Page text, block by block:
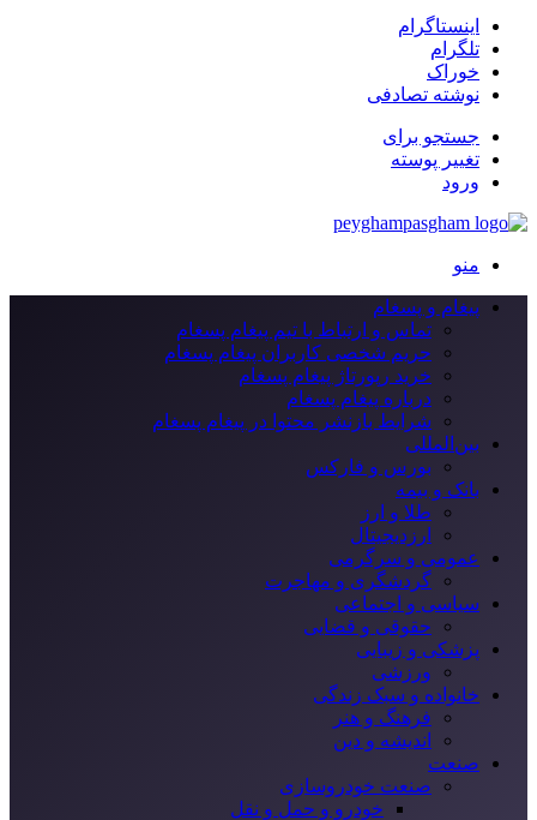
اینستاگرام
تلگرام
خوراک
نوشته تصادفی
جستجو برای
تغییر پوسته
ورود
منو
پیغام و پسغام
تماس و ارتباط با تیم پیغام پسغام
حریم شخصی کاربران پیغام پسغام
خرید رپورتاژ پیغام پسغام
درباره پیغام پسغام
شرایط بازنشر محتوا در پیغام پسغام
بین‌المللی
بورس و فارکس
بانک و بیمه
طلا و ارز
ارزدیجیتال
عمومی و سرگرمی
گردشگری و مهاجرت
سیاسی و اجتماعی
حقوقی و قضایی
پزشکی و زیبایی
ورزشی
خانواده و سبک زندگی
فرهنگ و هنر
اندیشه و دین
صنعت
صنعت خودروسازی
خودرو و حمل و نقل